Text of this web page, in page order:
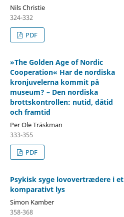
Nils Christie
324-332
PDF
»The Golden Age of Nordic
Cooperation« Har de nordiska
kronjuvelerna kommit på
museum? – Den nordiska
brottskontrollen: nutid, dåtid
och framtid
Per Ole Träskman
333-355
PDF
Psykisk syge lovovertrædere i et
komparativt lys
Simon Kamber
358-368